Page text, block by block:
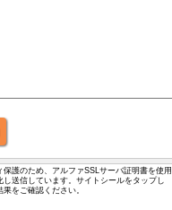
保護のため、アルファSSLサーバ証明書を使用
送信しています。サイトシールをタップし
をご確認ください。